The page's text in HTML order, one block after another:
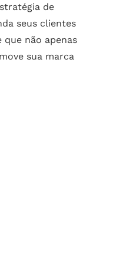
de
seus clientes
não apenas
sua marca